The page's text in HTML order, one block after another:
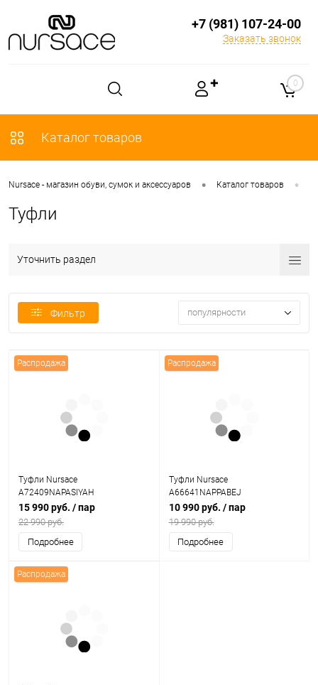
+7 (981) 107-24-00
Заказать звонок
✚ 0
Каталог товаров
Nursace - магазин обуви, сумок и аксессуаров • Каталог товаров •
Туфли
Уточнить раздел
Фильтр популярности
Распродажа
Туфли Nursace
A72409NAPASIYAH
15 990 руб. / пар
22 990 руб.
Подробнее
Распродажа
Туфли Nursace
A66641NAPPABEJ
10 990 руб. / пар
19 990 руб.
Подробнее
Распродажа